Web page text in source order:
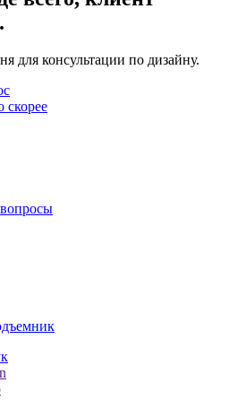
для консультации по дизайну.
скорее